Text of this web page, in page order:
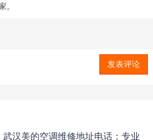
。
发表评论
武汉美的空调维修地址电话：专业